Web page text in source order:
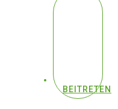
BEITRETEN